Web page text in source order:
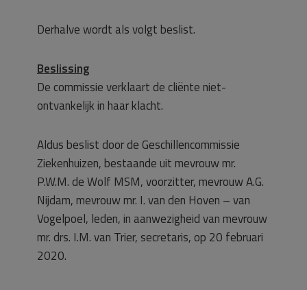
Derhalve wordt als volgt beslist.
Beslissing
De commissie verklaart de cliënte niet-
ontvankelijk in haar klacht.
Aldus beslist door de Geschillencommissie
Ziekenhuizen, bestaande uit mevrouw mr.
P.W.M. de Wolf MSM, voorzitter, mevrouw A.G.
Nijdam, mevrouw mr. I. van den Hoven – van
Vogelpoel, leden, in aanwezigheid van mevrouw
mr. drs. I.M. van Trier, secretaris, op 20 februari
2020.